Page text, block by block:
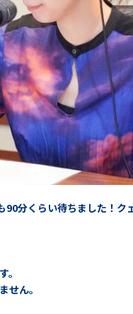
分くらい待ちました！ク
。
せん。